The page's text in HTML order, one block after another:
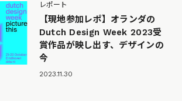
レポート
【現地参加レポ】オランダの
Dutch Design Week 2023受
賞作品が映し出す、デザインの
今
2023.11.30